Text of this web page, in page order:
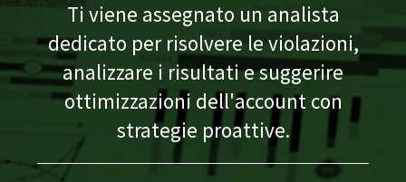
Ti viene assegnato un analista
dedicato per risolvere le violazioni,
analizzare i risultati e suggerire
ottimizzazioni dell'account con
strategie proattive.